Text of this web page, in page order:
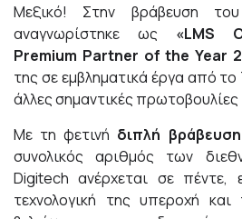
Μεξικό! Στην βράβευση
αναγνωρίστηκε ως «LMS
Premium Partner of the Year
της σε εμβληματικά έργα από
άλλες σημαντικές
Με τη φετινή διπλή
συνολικός αριθμός των
Digitech ανέρχεται σε πέντε,
τεχνολογική της υπεροχή